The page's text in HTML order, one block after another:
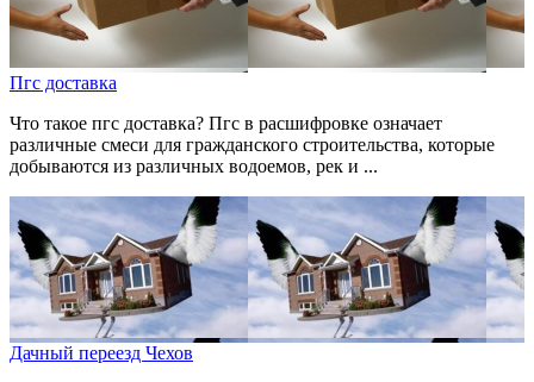
Пгс доставка
Что такое пгс доставка? Пгс в расшифровке означает
различные смеси для гражданского строительства, которые
добываются из различных водоемов, рек и ...
Дачный переезд Чехов